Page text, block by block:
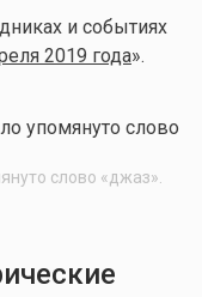
и событиях
2019 года».
слово «джаз».